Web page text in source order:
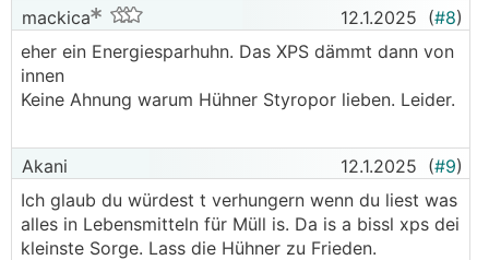
mackica 12.1.2025 (#8)
eher ein Energiesparhuhn. Das XPS dämmt dann von
innen
Keine Ahnung warum Hühner Styropor lieben. Leider.
Akani 12.1.2025 (#9)
Ich glaub du würdest t verhungern wenn du liest was
alles in Lebensmitteln für Müll is. Da is a bissl xps dei
kleinste Sorge. Lass die Hühner zu Frieden.